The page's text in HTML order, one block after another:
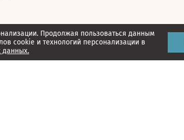
Продолжая пользоваться данным
cookie и технологий персонализации в
данных.